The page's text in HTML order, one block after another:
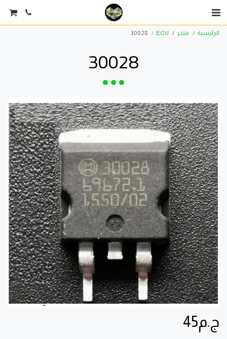
الرئيسية متجر ECU
30028
30028
ج.م45